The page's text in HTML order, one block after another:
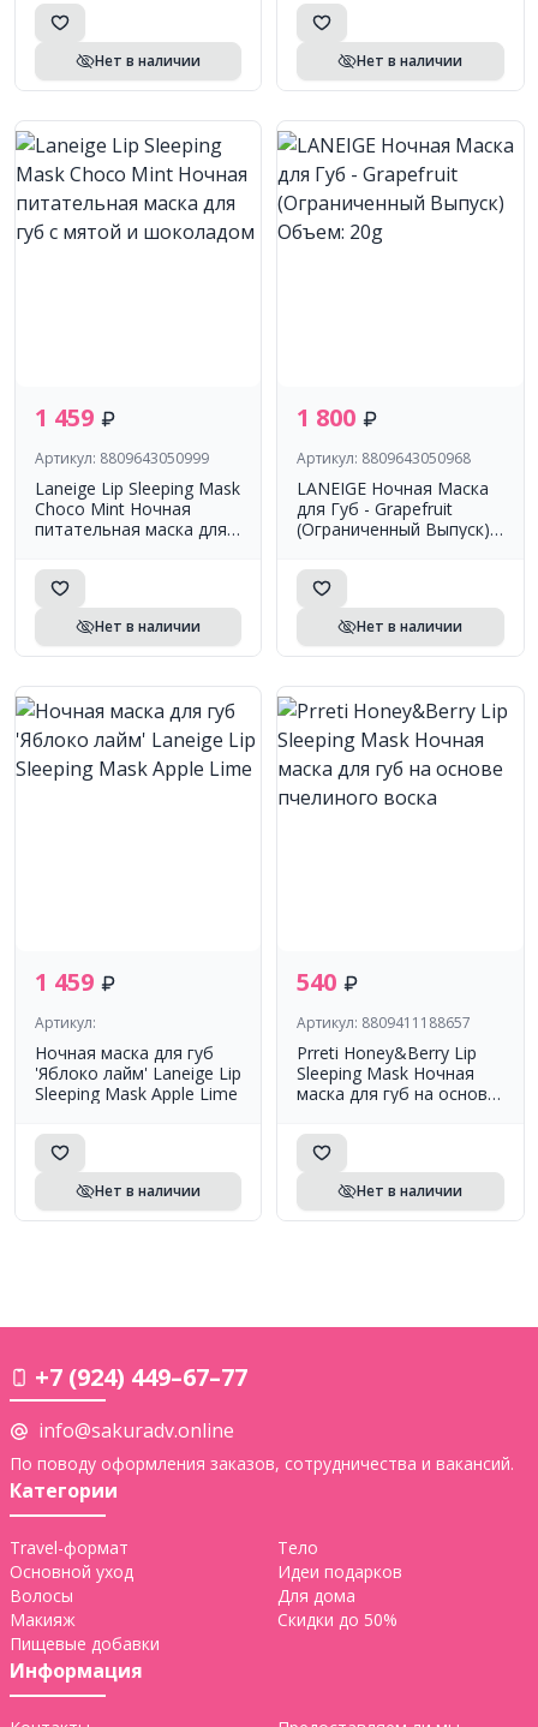
Нет в наличии Нет в наличии
1 459
Артикул: 8809643050999
Laneige Lip Sleeping Mask
Choco Mint Ночная
питательная маска для
шоколадом
Нет в наличии
1 800
Артикул: 8809643050968
LANEIGE Ночная Маска
для Губ - Grapefruit
(Ограниченный Выпуск)
Нет в наличии
1 459
Артикул:
Ночная маска для губ
'Яблоко лайм' Laneige Lip
Sleeping Mask Apple Lime
Нет в наличии
540
Артикул: 8809411188657
Prreti Honey&Berry Lip
Sleeping Mask Ночная
маска для губ на основе
Нет в наличии
+7 (924) 449–67–77
info@sakuradv.online
По поводу оформления заказов, сотрудничества и вакансий.
Категории
Travel-формат
Основной уход
Волосы
Макияж
Пищевые добавки
Тело
Идеи подарков
Для дома
Скидки до 50%
Информация